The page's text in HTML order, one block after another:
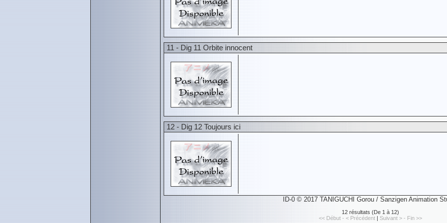
11 - Dig 11 Orbite innocent
12 - Dig 12 Toujours ici
ID-0 © 2017 TANIGUCHI Gorou / Sanzigen Animation
12 résultats (De 1 à 12)
<< Début - < Précédent | Suivant > - Fin >>